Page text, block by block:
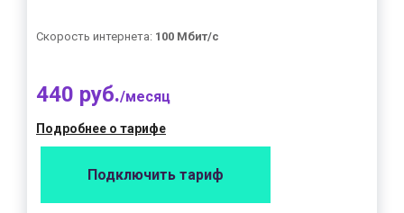
Скорость интернета: 100 Мбит/с
440 руб./месяц
Подробнее о тарифе
Подключить тариф